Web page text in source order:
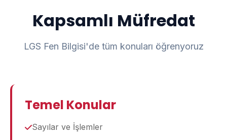
Kapsamlı Müfredat
LGS Fen Bilgisi'de tüm konuları öğrenyoruz
Temel Konular
Sayılar ve İşlemler